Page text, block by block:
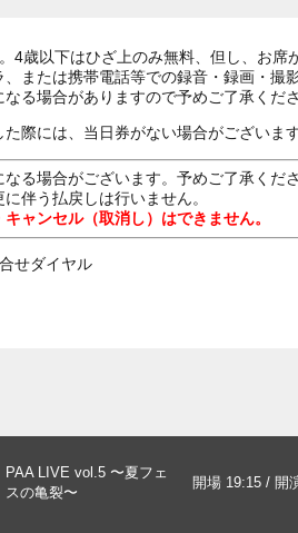
4歳以下はひざ上のみ無料、但し、お席
または携帯電話等での録音・録画・撮影
る場合がありますので予めご了承くだ
際には、当日券がない場合がございます
なる場合がございます。予めご了承くださ
に伴う払戻しは行いません。
キャンセル（取消し）はできません。
せダイヤル
PAA LIVE vol.5 〜夏フェ
スの亀裂〜
開場 19:15 / 開